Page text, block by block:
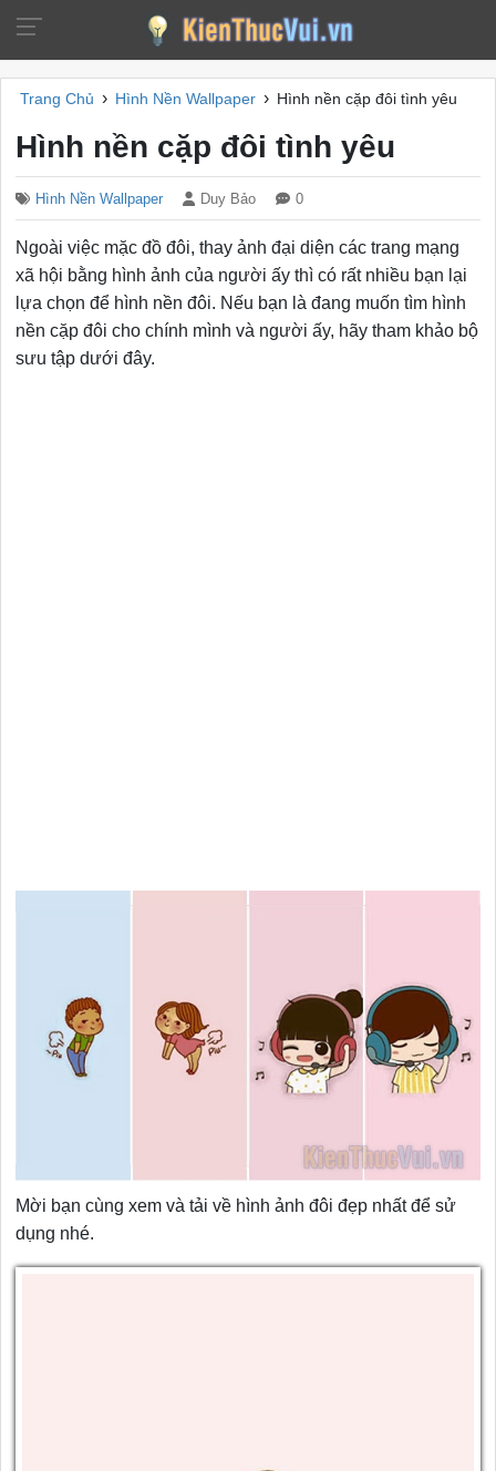
Trang Chủ › Hình Nền Wallpaper › Hình nền cặp đôi tình yêu
Hình nền cặp đôi tình yêu
Hình Nền Wallpaper Duy Bảo 0
Ngoài việc mặc đồ đôi, thay ảnh đại diện các trang mạng
xã hội bằng hình ảnh của người ấy thì có rất nhiều bạn lại
lựa chọn để hình nền đôi. Nếu bạn là đang muốn tìm hình
nền cặp đôi cho chính mình và người ấy, hãy tham khảo bộ
sưu tập dưới đây.
Mời bạn cùng xem và tải về hình ảnh đôi đẹp nhất để sử
dụng nhé.